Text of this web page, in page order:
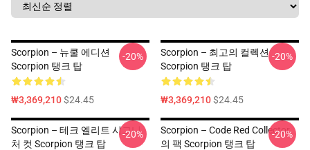
Scorpion – 뉴쿨 에디션
Scorpion 탱크 탑
₩3,369,210$24.45
-20%
Scorpion – 최고의 컬렉션
Scorpion 탱크 탑
₩3,369,210$24.45
-20%
Scorpion – 테크 엘리트 시그니
처 컷 Scorpion 탱크 탑
-20%
Scorpion – Code Red Collector
의 팩 Scorpion 탱크 탑
-20%